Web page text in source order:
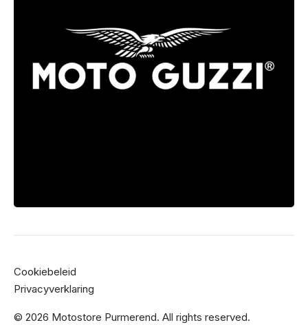
Cookiebeleid
Privacyverklaring
© 2026 Motostore Purmerend. All rights reserved.